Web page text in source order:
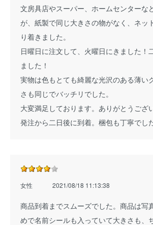
文房具店やスーパー、ホームセンターな
が、紙製で同じ大きさの物がなく、ネッ
り着きました。
日曜日に注文して、火曜日にきました！
ました！
実物は色もとても綺麗な光沢のある薄い
さも同じでバッチリでした。
大変満足しております。ありがとうござ
発注から二日後に到着。梱包も丁寧でした
女性 2021/08/18 11:13:38
商品到着までスムーズでした。商品は写
めで名前シールも入っていて大きさも、